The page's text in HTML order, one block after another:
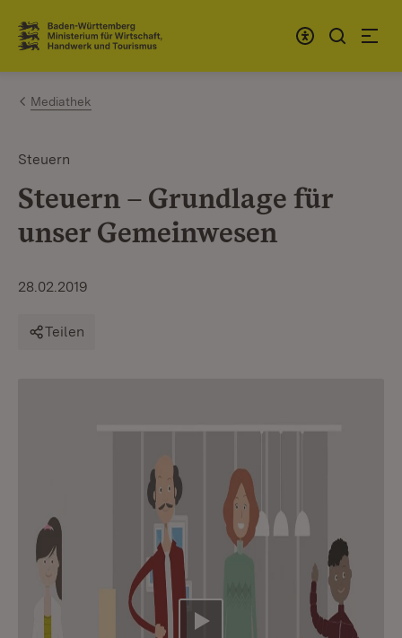
Zum Inhalt springen
Link zur Startseite
Mediathek
Steuern
Steuern – Grundlage für
unser Gemeinwesen
28.02.2019
Teilen
Video abspielen